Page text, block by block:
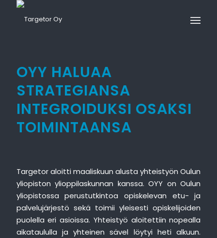
OYY HALUAA
STRATEGIANSA
INTEGROIDUKSI OSAKSI
TOIMINTAANSA
Targetor aloitti maaliskuun alusta yhteistyön Oulun
yliopiston ylioppilaskunnan kanssa. OYY on Oulun
yliopistossa perustutkintoa opiskelevan etu- ja
palvelujärjestö sekä toimii yleisesti opiskelijoiden
puolella eri asioissa. Yhteistyö aloitettiin nopealla
aikataululla ja yhteinen sävel löytyi heti alkuun.